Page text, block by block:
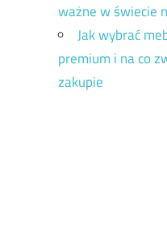
ważne w świecie
Jak wybrać
premium i na co
zakupie